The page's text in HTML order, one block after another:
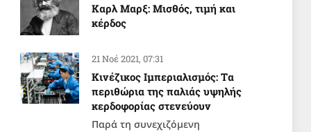
Καρλ Μαρξ: Μισθός, τιμή και
κέρδος
21 Νοέ 2021, 07:31
Κινέζικος Ιμπεριαλισμός: Tα
περιθώρια της παλιάς υψηλής
κερδοφορίας στενεύουν
Παρά τη συνεχιζόμενη